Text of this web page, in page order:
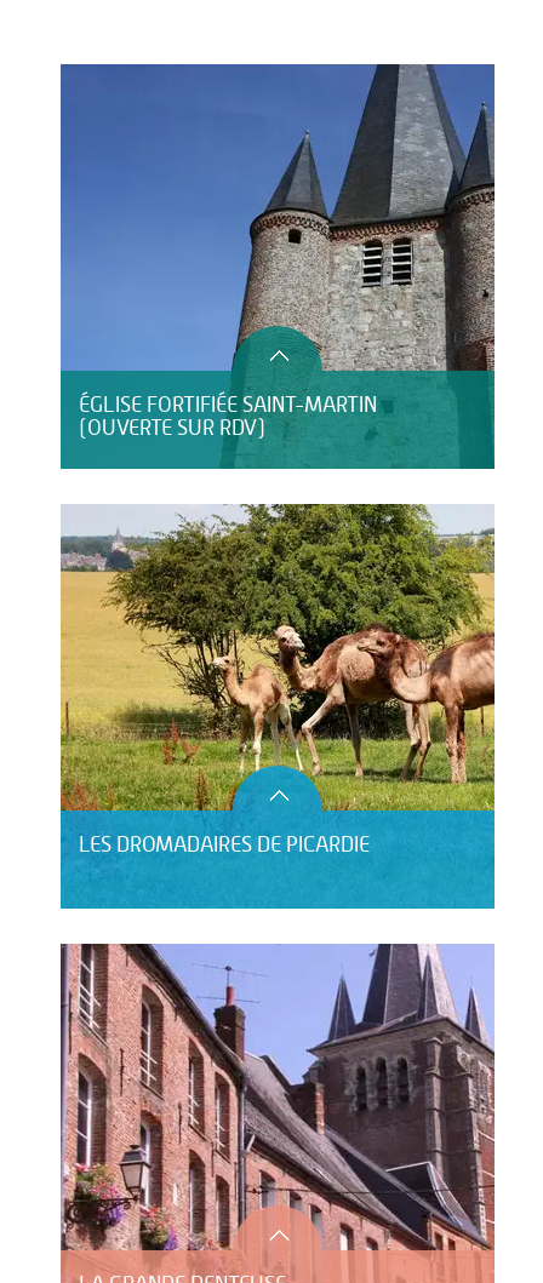
ÉGLISE FORTIFIÉE SAINT-MARTIN
(OUVERTE SUR RDV)
LES DROMADAIRES DE PICARDIE